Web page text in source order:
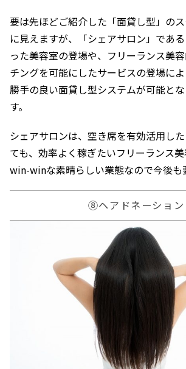
要は先ほどご紹介した「面貸し型」の
に見えますが、「シェアサロン」であ
った美容室の登場や、フリーランス美
チングを可能にしたサービスの登場に
勝手の良い面貸し型システムが可能と
す。
シェアサロンは、空き席を有効活用し
ても、効率よく稼ぎたいフリーランス
win-winな素晴らしい業態なので今後も
⑧ヘアドネーション